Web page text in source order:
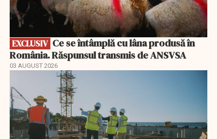
EXCLUSIV
România. Răspunsul transmis de ANSVSA
03 AUGUST 2026